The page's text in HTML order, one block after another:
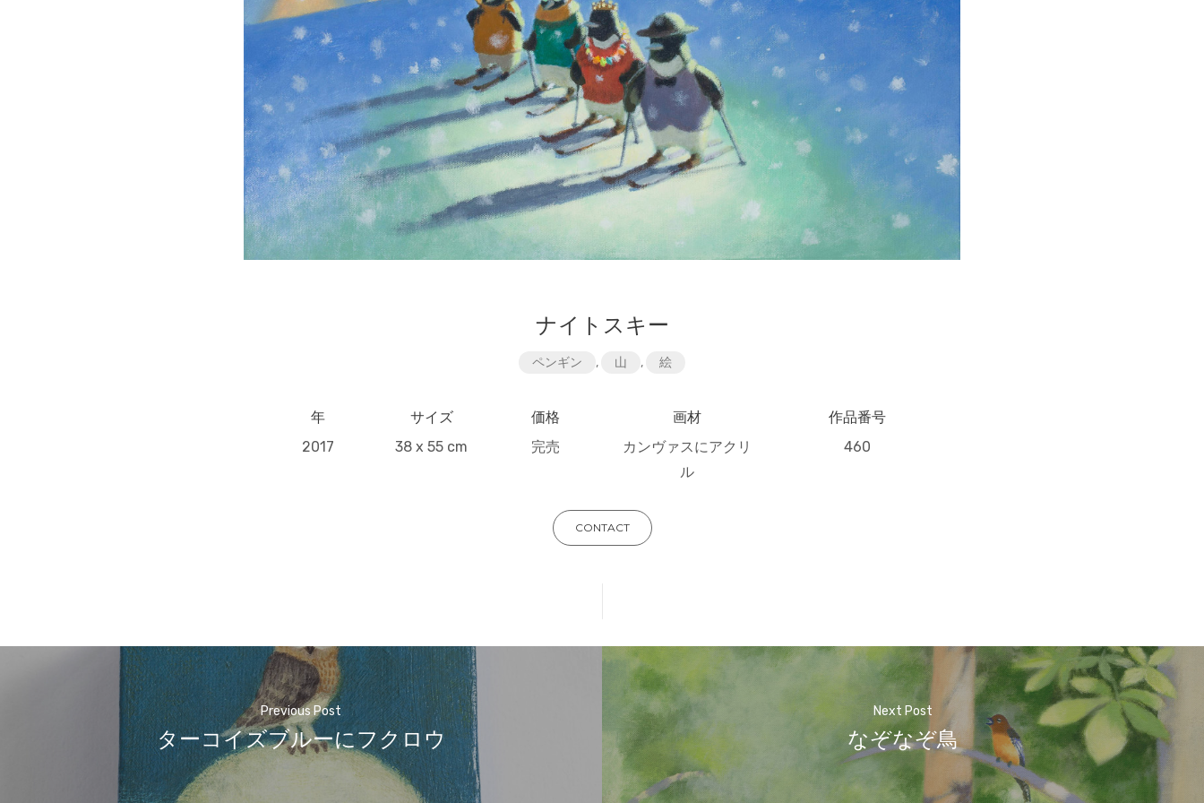
ナイトスキー
ペンギン , 山 , 絵
年
2017
サイズ
38 x 55 cm
価格
完売
画材
カンヴァスにアクリ
ル
作品番号
460
CONTACT
Previous Post
ターコイズブルーにフクロウ
Next Post
なぞなぞ鳥